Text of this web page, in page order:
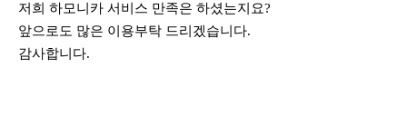
저희 하모니카 서비스 만족은 하셨는지요?
앞으로도 많은 이용부탁 드리겠습니다.
감사합니다.